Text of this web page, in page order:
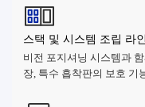
스택 및 시스템 조립 라인
비전 포지셔닝 시스템과
장, 특수 흡착판의 보호 기